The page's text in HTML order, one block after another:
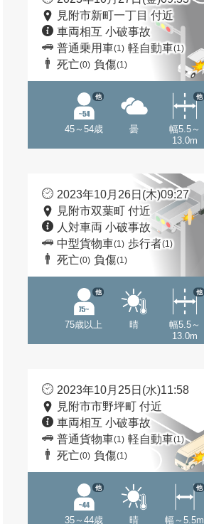
見附市新町一丁目 付近
車両相互 小破事故
普通乗用車(1) 軽自動車(1)
死亡(0) 負傷(1)
45～54歳
他
曇
幅5.5～
13.0m
他
2023年10月26日(木)09:27
見附市双葉町 付近
人対車両 小破事故
中型貨物車(1) 歩行者(1)
死亡(0) 負傷(1)
75歳以上
他
晴
幅5.5～
13.0m
他
2023年10月25日(水)11:58
見附市市野坪町 付近
車両相互 小破事故
普通貨物車(1) 軽自動車(1)
死亡(0) 負傷(1)
35～44歳
他
晴 幅～5.5m
他